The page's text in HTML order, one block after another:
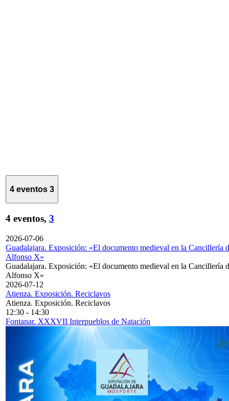
4 eventos 3
4 eventos, 3
2026-07-06
Guadalajara. Exposición: «El documento medieval en la Cancillería
Alfonso X»
Guadalajara. Exposición: «El documento medieval en la Cancillería
Alfonso X»
2026-07-12
Atienza. Exposición. Reciclavos
Atienza. Exposición. Reciclavos
12:30 - 14:30
Fontanar. XXXVII Interpueblos de Natación